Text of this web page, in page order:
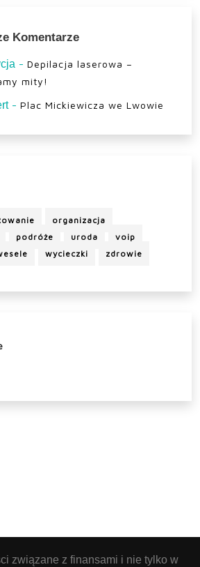
Komentarze
- Depilacja laserowa –
mity!
- Plac Mickiewicza we Lwowie
organizacja
podróże uroda
voip
wycieczki
zdrowie
związane z finansami i nie tylko w